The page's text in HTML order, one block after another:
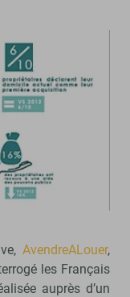
AvendreALouer,
les Français
auprès d’un